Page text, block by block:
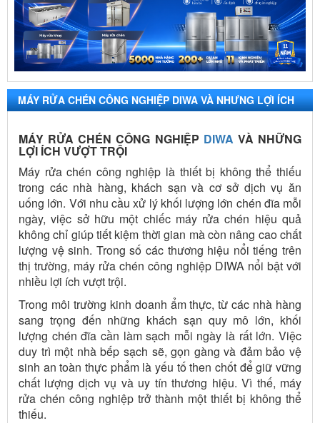
MÁY RỬA CHÉN CÔNG NGHIỆP DIWA VÀ NHƯNG LỢI ÍCH
MÁY RỬA CHÉN CÔNG NGHIỆP DIWA VÀ NHỮNG
LỢI ÍCH VƯỢT TRỘI
Máy rửa chén công nghiệp là thiết bị không thể thiếu
trong các nhà hàng, khách sạn và cơ sở dịch vụ ăn
uống lớn. Với nhu cầu xử lý khối lượng lớn chén đĩa mỗi
ngày, việc sở hữu một chiếc máy rửa chén hiệu quả
không chỉ giúp tiết kiệm thời gian mà còn nâng cao chất
lượng vệ sinh. Trong số các thương hiệu nổi tiếng trên
thị trường, máy rửa chén công nghiệp DIWA nổi bật với
nhiều lợi ích vượt trội.
Trong môi trường kinh doanh ẩm thực, từ các nhà hàng
sang trọng đến những khách sạn quy mô lớn, khối
lượng chén đĩa cần làm sạch mỗi ngày là rất lớn. Việc
duy trì một nhà bếp sạch sẽ, gọn gàng và đảm bảo vệ
sinh an toàn thực phẩm là yếu tố then chốt để giữ vững
chất lượng dịch vụ và uy tín thương hiệu. Vì thế, máy
rửa chén công nghiệp trở thành một thiết bị không thể
thiếu.